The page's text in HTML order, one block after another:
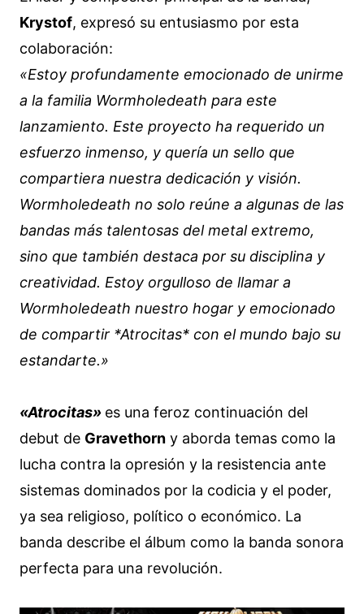
Krystof, expresó su entusiasmo por esta
colaboración:
«Estoy profundamente emocionado de unirme
a la familia Wormholedeath para este
lanzamiento. Este proyecto ha requerido un
esfuerzo inmenso, y quería un sello que
compartiera nuestra dedicación y visión.
Wormholedeath no solo reúne a algunas de las
bandas más talentosas del metal extremo,
sino que también destaca por su disciplina y
creatividad. Estoy orgulloso de llamar a
Wormholedeath nuestro hogar y emocionado
de compartir *Atrocitas* con el mundo bajo su
estandarte.»
«Atrocitas» es una feroz continuación del
debut de Gravethorn y aborda temas como la
lucha contra la opresión y la resistencia ante
sistemas dominados por la codicia y el poder,
ya sea religioso, político o económico. La
banda describe el álbum como la banda sonora
perfecta para una revolución.